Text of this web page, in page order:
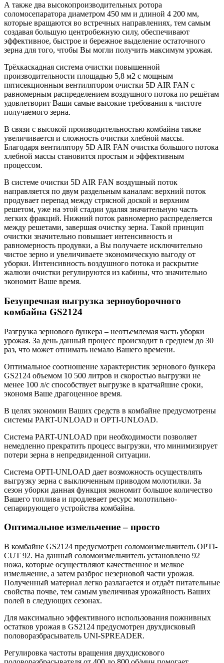
А также два высокопроизводительных ротора
соломосепаратора диаметром 450 мм и длиной 4 200 мм,
которые вращаются во встречных направлениях, тем самым
создавая большую центробежную силу, обеспечивают
эффективное, быстрое и бережное выделение остаточного
зерна для того, чтобы Вы могли получить максимум урожая.
Трёхкаскадная система очистки повышенной
производительности площадью 5,8 м2 с мощным
пятисекционным вентилятором очистки 5D AIR FAN с
равномерным распределением воздушного потока по решётам
удовлетворит Ваши самые высокие требования к чистоте
получаемого зерна.
В связи с высокой производительностью комбайна также
увеличивается и сложность очистки хлебной массы.
Благодаря вентилятору 5D AIR FAN очистка большого потока
хлебной массы становится простым и эффективным
процессом.
В системе очистки 5D AIR FAN воздушный поток
направляется по двум раздельным каналам: верхний поток
продувает перепад между стрясной доской и верхним
решетом, уже на этой стадии удаляя значительную часть
легких фракций. Нижний поток равномерно распределяется
между решетами, завершая очистку зерна. Такой принцип
очистки значительно повышает интенсивность и
равномерность продувки, а Вы получаете исключительно
чистое зерно и увеличиваете экономическую выгоду от
уборки. Интенсивность воздушного потока и раскрытие
жалюзи очистки регулируются из кабины, что значительно
экономит Ваше время.
Безупречная выгрузка зерноуборочного
комбайна GS2124
Разгрузка зернового бункера – неотъемлемая часть уборки
урожая. За день данный процесс происходит в среднем до 30
раз, что может отнимать немало Вашего времени.
Оптимальное соотношение характеристик зернового бункера
GS2124 объемом 10 500 литров и скоростью выгрузки не
менее 100 л/с способствует выгрузке в кратчайшие сроки,
экономя Ваше драгоценное время.
В целях экономии Ваших средств в комбайне предусмотрены
системы PART-UNLOAD и OPTI-UNLOAD.
Система PART-UNLOAD при необходимости позволяет
немедленно прекратить процесс выгрузки, что минимизирует
потери зерна в непредвиденной ситуации.
Система OPTI-UNLOAD дает возможность осуществлять
выгрузку зерна с выключенным приводом молотилки. За
сезон уборки данная функция экономит большое количество
Вашего топлива и продлевает ресурс молотильно-
сепарирующего устройства комбайна.
Оптимальное измельчение – просто
В комбайне GS2124 предусмотрен соломоизмельчитель OPTI-
CUT 92. На данный соломоизмельчитель установлено 92
ножа, которые осуществляют качественное и мелкое
измельчение, а затем разброс незерновой части урожая.
Полученный материал легко разлагается и отдаёт питательные
свойства почве, тем самым увеличивая урожайность Ваших
полей в следующих сезонах.
Для максимально эффективного использования пожнивных
остатков урожая в GS2124 предусмотрен двухдисковый
половоразбрасыватель UNI-SPREADER.
Регулировка частоты вращения двухдискового